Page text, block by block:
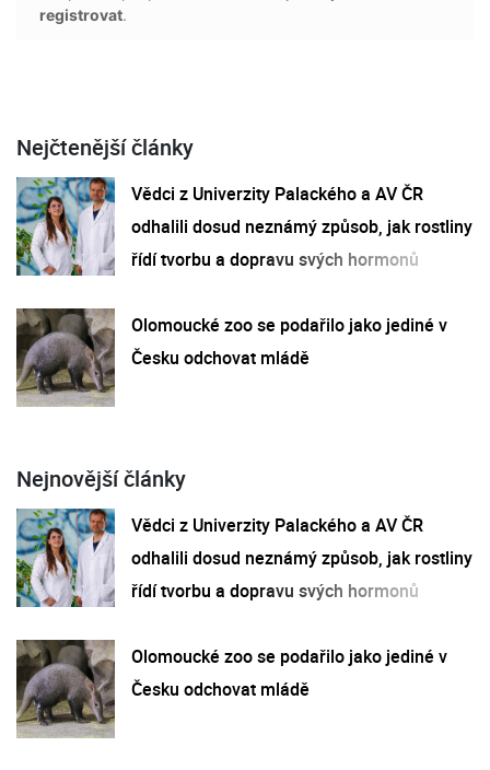
registrovat.
Nejčtenější články
Vědci z Univerzity Palackého a AV ČR
odhalili dosud neznámý způsob, jak rostliny
řídí tvorbu a dopravu svých hormonů
Olomoucké zoo se podařilo jako jediné v
Česku odchovat mládě
Nejnovější články
Vědci z Univerzity Palackého a AV ČR
odhalili dosud neznámý způsob, jak rostliny
řídí tvorbu a dopravu svých hormonů
Olomoucké zoo se podařilo jako jediné v
Česku odchovat mládě